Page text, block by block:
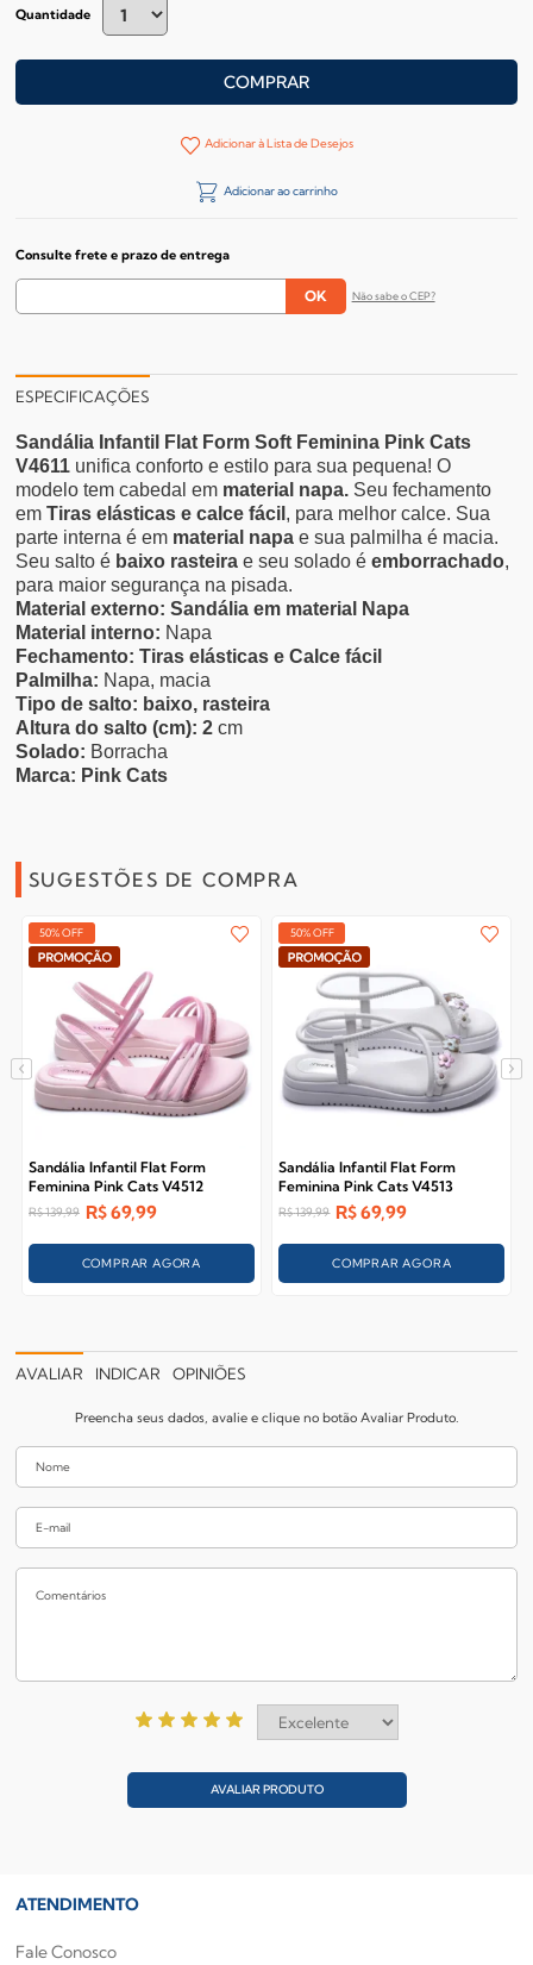
Quantidade
COMPRAR
Adicionar à Lista de Desejos
Adicionar ao carrinho
Consulte frete e prazo de entrega
Não sabe o CEP?
ESPECIFICAÇÕES
Sandália Infantil Flat Form Soft Feminina Pink Cats
V4611 unifica conforto e estilo para sua pequena! O
modelo tem cabedal em material napa. Seu fechamento
emTiras elásticas e calce fácil , para melhor calce. Sua
parte interna é em material napae sua palmilha é macia.
Seu salto é baixo rasteira e seu solado éemborrachado,
para maior segurança na pisada.
Material externo: Sandália em material Napa
Material interno: Napa
Fechamento: Tiras elásticas e Calce fácil
Palmilha: Napa, macia
Tipo de salto: baixo, rasteira
Altura do salto (cm): 2cm
Solado: Borracha
Marca: Pink Cats
SUGESTÕES DE COMPRA
50% OFF
Sandália Infantil Flat Form
Feminina Pink Cats V4512
R$139,99 R$69,99
COMPRAR AGORA
50% OFF
Sandália Infantil Flat Form
Feminina Pink Cats V4513
R$139,99 R$69,99
COMPRAR AGORA
AVALIAR INDICAR OPINIÕES
Preencha seus dados, avalie e clique no botão Avaliar Produto.
AVALIAR PRODUTO
ATENDIMENTO
Fale Conosco